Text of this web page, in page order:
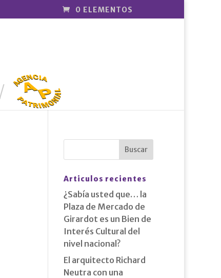
0 ELEMENTOS
AGENCIA
PATRIMONI
AL
Articulos recientes
¿Sabía usted que… la
Plaza de Mercado de
Girardot es un Bien de
Interés Cultural del
nivel nacional?
El arquitecto Richard
Neutra con una